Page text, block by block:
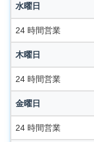
水曜日
24 時間営業
木曜日
24 時間営業
金曜日
24 時間営業